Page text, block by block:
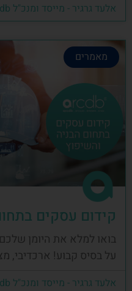
אלעד גרגיר - מייסד ומנכ"ל arcdb
מאמרים
קידום עסקים
בואו למלא את היומן
על בסיס קבוע! ארכדיבי,
אלעד גרגיר - מייסד ומנכ"ל arcdb